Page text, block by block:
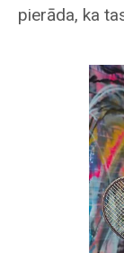
pierāda, ka